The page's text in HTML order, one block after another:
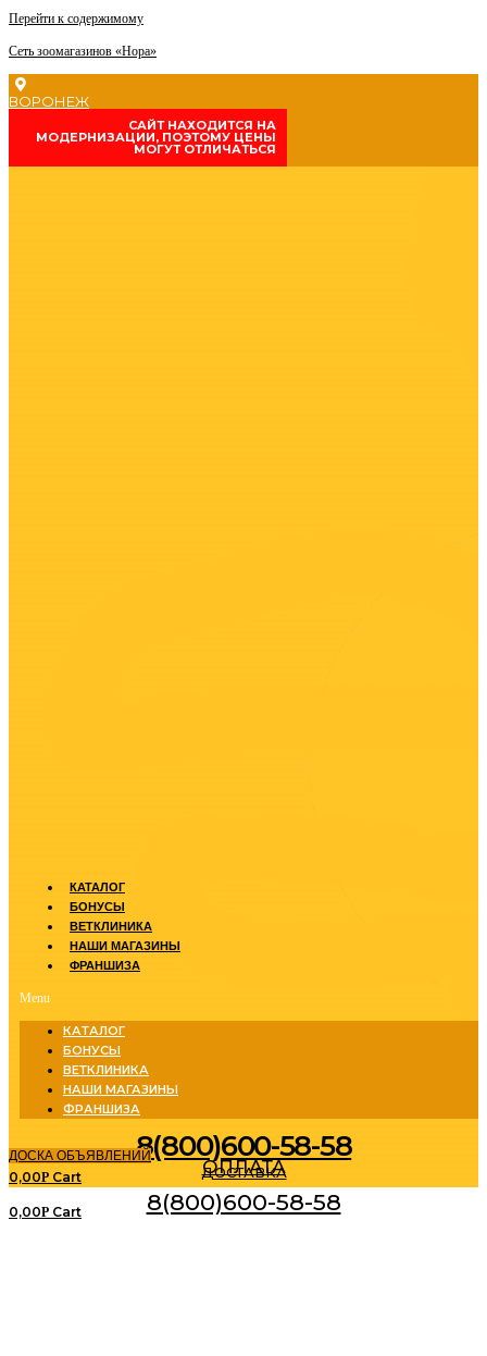
Перейти к содержимому
Сеть зоомагазинов «Нора»
ВОРОНЕЖ
CАЙТ НАХОДИТСЯ НА
МОДЕРНИЗАЦИИ, ПОЭТОМУ ЦЕНЫ
МОГУТ ОТЛИЧАТЬСЯ
КАТАЛОГ
БОНУСЫ
ВЕТКЛИНИКА
НАШИ МАГАЗИНЫ
ФРАНШИЗА
Menu
КАТАЛОГ
БОНУСЫ
ВЕТКЛИНИКА
НАШИ МАГАЗИНЫ
ФРАНШИЗА
8(800)600-58-58
ДОСКА ОБЪЯВЛЕНИЙ
ДОСТАВКА
ОПЛАТА
0,00Р Cart
8(800)600-58-58
0,00Р Cart